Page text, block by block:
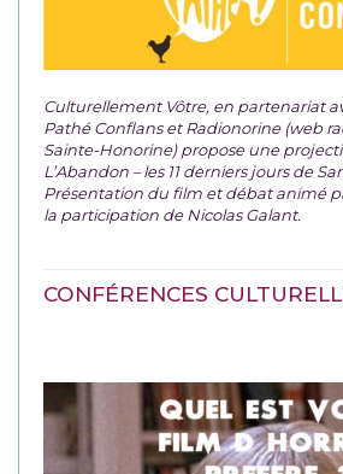
Culturellement Vôtre, en partenariat
Pathé Conflans et Radionorine (web
Sainte-Honorine) propose une
L’Abandon – les 11 derniers jours de
Présentation du film et débat animé
la participation de Nicolas Galant.
CONFÉRENCES